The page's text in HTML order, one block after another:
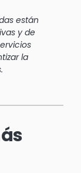
están
y de
la